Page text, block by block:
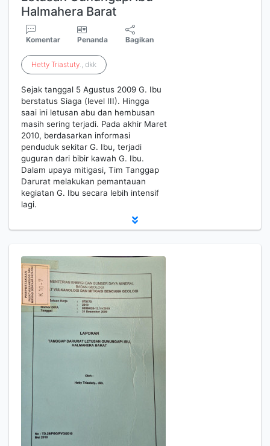
Halmahera Barat
Komentar Penanda Bagikan
Hetty Triastuty., dkk
Sejak tanggal 5 Agustus 2009 G. Ibu
berstatus Siaga (level III). Hingga
saai ini letusan abu dan hembusan
masih sering terjadi. Pada akhir Maret
2010, berdasarkan informasi
penduduk sekitar G. Ibu, terjadi
guguran dari bibir kawah G. Ibu.
Dalam upaya mitigasi, Tim Tanggap
Darurat melakukan pemantauan
kegiatan G. Ibu secara lebih intensif
lagi.